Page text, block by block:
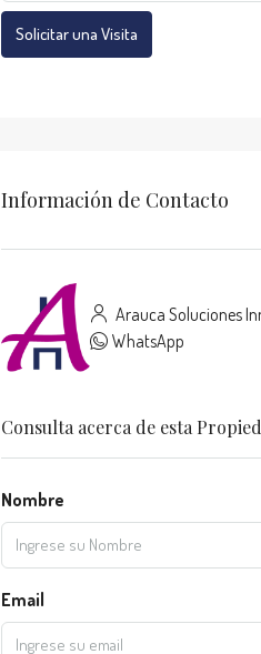
Solicitar una Visita
Información de Contacto
Arauca Soluciones
WhatsApp
Consulta acerca de esta
Nombre
Email